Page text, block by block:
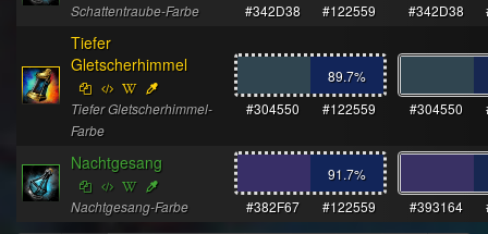
Schattentraube-Farbe
#342D38
#122559 #342D38
Tiefer
Gletscherhimmel
Tiefer Gletscherhimmel-
Farbe
89.7%
#304550
#122559 #304550
Nachtgesang
Nachtgesang-Farbe
91.7%
#382F67
#122559 #393164